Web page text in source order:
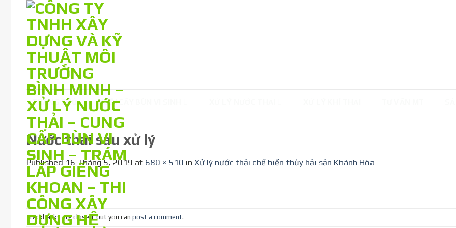
content
TRANG CHỦ NUÔI CẤY BÙN VI SINH
Nước thải sau xử lý
Published 16 Tháng 5, 2019 at 680 × 510 in Xử lý nước thải chế biến thủy hải sản Khánh Hòa
Trackbacks are closed, but you can post a comment.